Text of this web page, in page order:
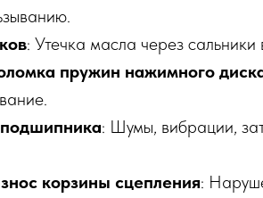
: Утечка масла через
пружин нажимного
: Шумы, вибрации,
корзины сцепления: